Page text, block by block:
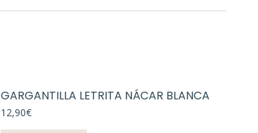
GARGANTILLA LETRITA NÁCAR BLANCA
12,90€